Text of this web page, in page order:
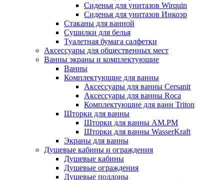
Сиденья для унитазов Wirquin
Сиденья для унитазов Инкоэр
Стаканы для ванной
Сушилки для белья
Туалетная бумага салфетки
Аксессуары для общественных мест
Ванны экраны и комплектующие
Ванны
Комплектующие для ванны
Аксессуары для ванны Cersanit
Аксессуары для ванны Roca
Комплектующие для ванн Triton
Шторки для ванны
Шторки для ванны AM.PM
Шторки для ванны WasserKraft
Экраны для ванны
Душевые кабины и ограждения
Душевые кабины
Душевые ограждения
Душевые поддоны